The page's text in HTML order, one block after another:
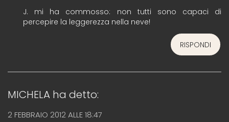
J. mi ha commosso: non tutti sono capaci di
percepire la leggerezza nella neve!
RISPONDI
MICHELA ha detto:
2 FEBBRAIO 2012 ALLE 18:47